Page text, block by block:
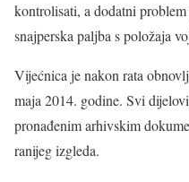
kontrolisati, a dodatni
snajperska paljba s položaja
Vijećnica je nakon rata
maja 2014. godine. Svi
pronađenim arhivskim
ranijeg izgleda.